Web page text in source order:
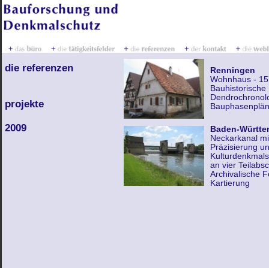
die referenzen
projekte
2009
Renningen
Wohnhaus -
Baden-
Neckarkanal
Präzisierung
Kulturdenkmals
an vier
Archivalische
Kartierung